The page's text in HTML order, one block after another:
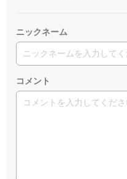
ニックネーム
コメント